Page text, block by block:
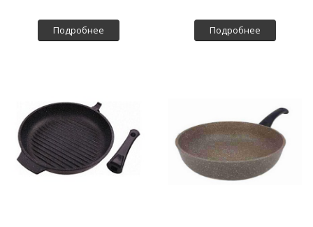
Подробнее Подробнее